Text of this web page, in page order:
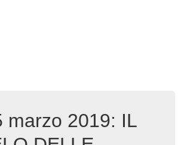
marzo 2019: IL